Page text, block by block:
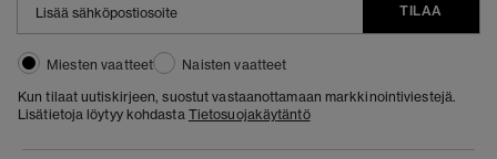
TILAA
Miesten vaatteet
Naisten vaatteet
Kun tilaat uutiskirjeen, suostut vastaanottamaan markkinointiviestejä.
Lisätietoja löytyy kohdasta Tietosuojakäytäntö